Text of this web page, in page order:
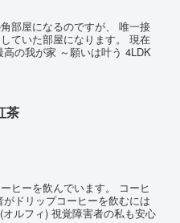
部屋になるのですが、 唯一接
ていた部屋になります。 現在
の我が家 ～願いは叶う 4LDK
茶
ヒーを飲んでいます。 コーヒ
ドリップコーヒーを飲むには
ルフィ) 視覚障害者の私も安心